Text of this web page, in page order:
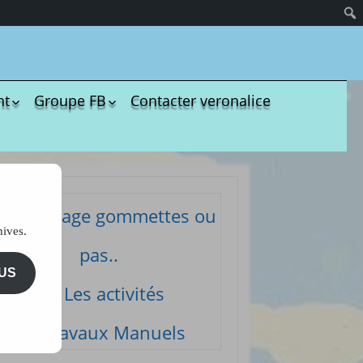
et
Enfants à
Groupe FB
Groupe de bricolage
Ukulélé Comptines
d’aménagement
pour les assmats
Pinterest chez
Contacter veronalice
Coloriage gommettes ou
pas..
Les activités
Travaux Manuels